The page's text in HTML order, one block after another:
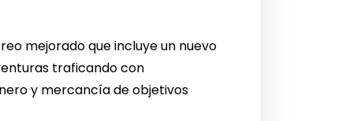
mejorado que incluye un nuevo
traficando con
y mercancía de objetivos